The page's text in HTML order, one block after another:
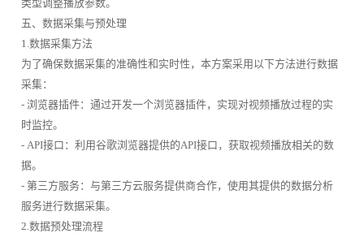
类型调整播放参数。
五、数据采集与预处理
1.数据采集方法
为了确保数据采集的准确性和实时性，本方案采用以下方法进行数据
采集：
- 浏览器插件：通过开发一个浏览器插件，实现对视频播放过程的实
时监控。
- API接口：利用谷歌浏览器提供的API接口，获取视频播放相关的数
据。
- 第三方服务：与第三方云服务提供商合作，使用其提供的数据分析
服务进行数据采集。
2.数据预处理流程